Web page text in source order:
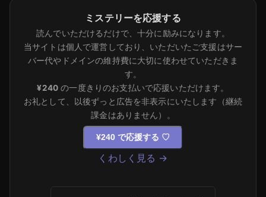
ミステリーを応援する
読んでいただけるだけで、十分に励みになります。
当サイトは個人で運営しており、いただいたご支援はサー
バー代やドメインの維持費に大切に使わせていただきま
す。
¥240 の一度きりのお支払いで応援いただけます。
お礼として、以後ずっと広告を非表示にいたします（継続
課金はありません）。
¥240 で応援する ♡
くわしく見る →